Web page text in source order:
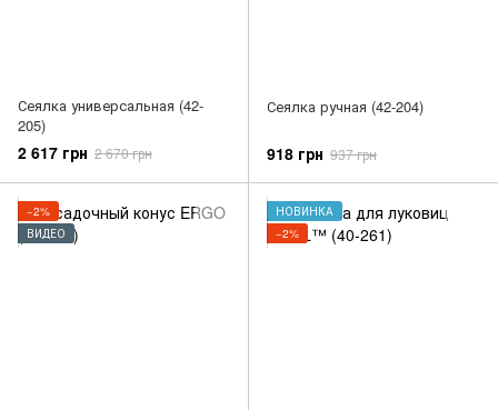
Сеялка универсальная (42-
205)
2 617 грн 2 670 грн
Сеялка ручная (42-204)
918 грн 937 грн
−2%
ВИДЕО
НОВИНКА
−2%